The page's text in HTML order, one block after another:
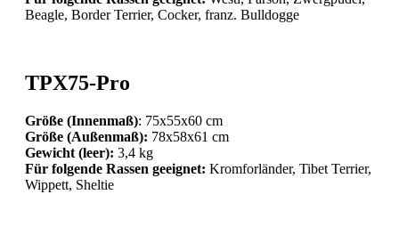
Beagle, Border Terrier, Cocker, franz. Bulldogge
TPX75-Pro
Größe (Innenmaß): 75x55x60 cm
Größe (Außenmaß): 78x58x61 cm
Gewicht (leer): 3,4 kg
Für folgende Rassen geeignet: Kromforländer, Tibet Terrier,
Wippett, Sheltie